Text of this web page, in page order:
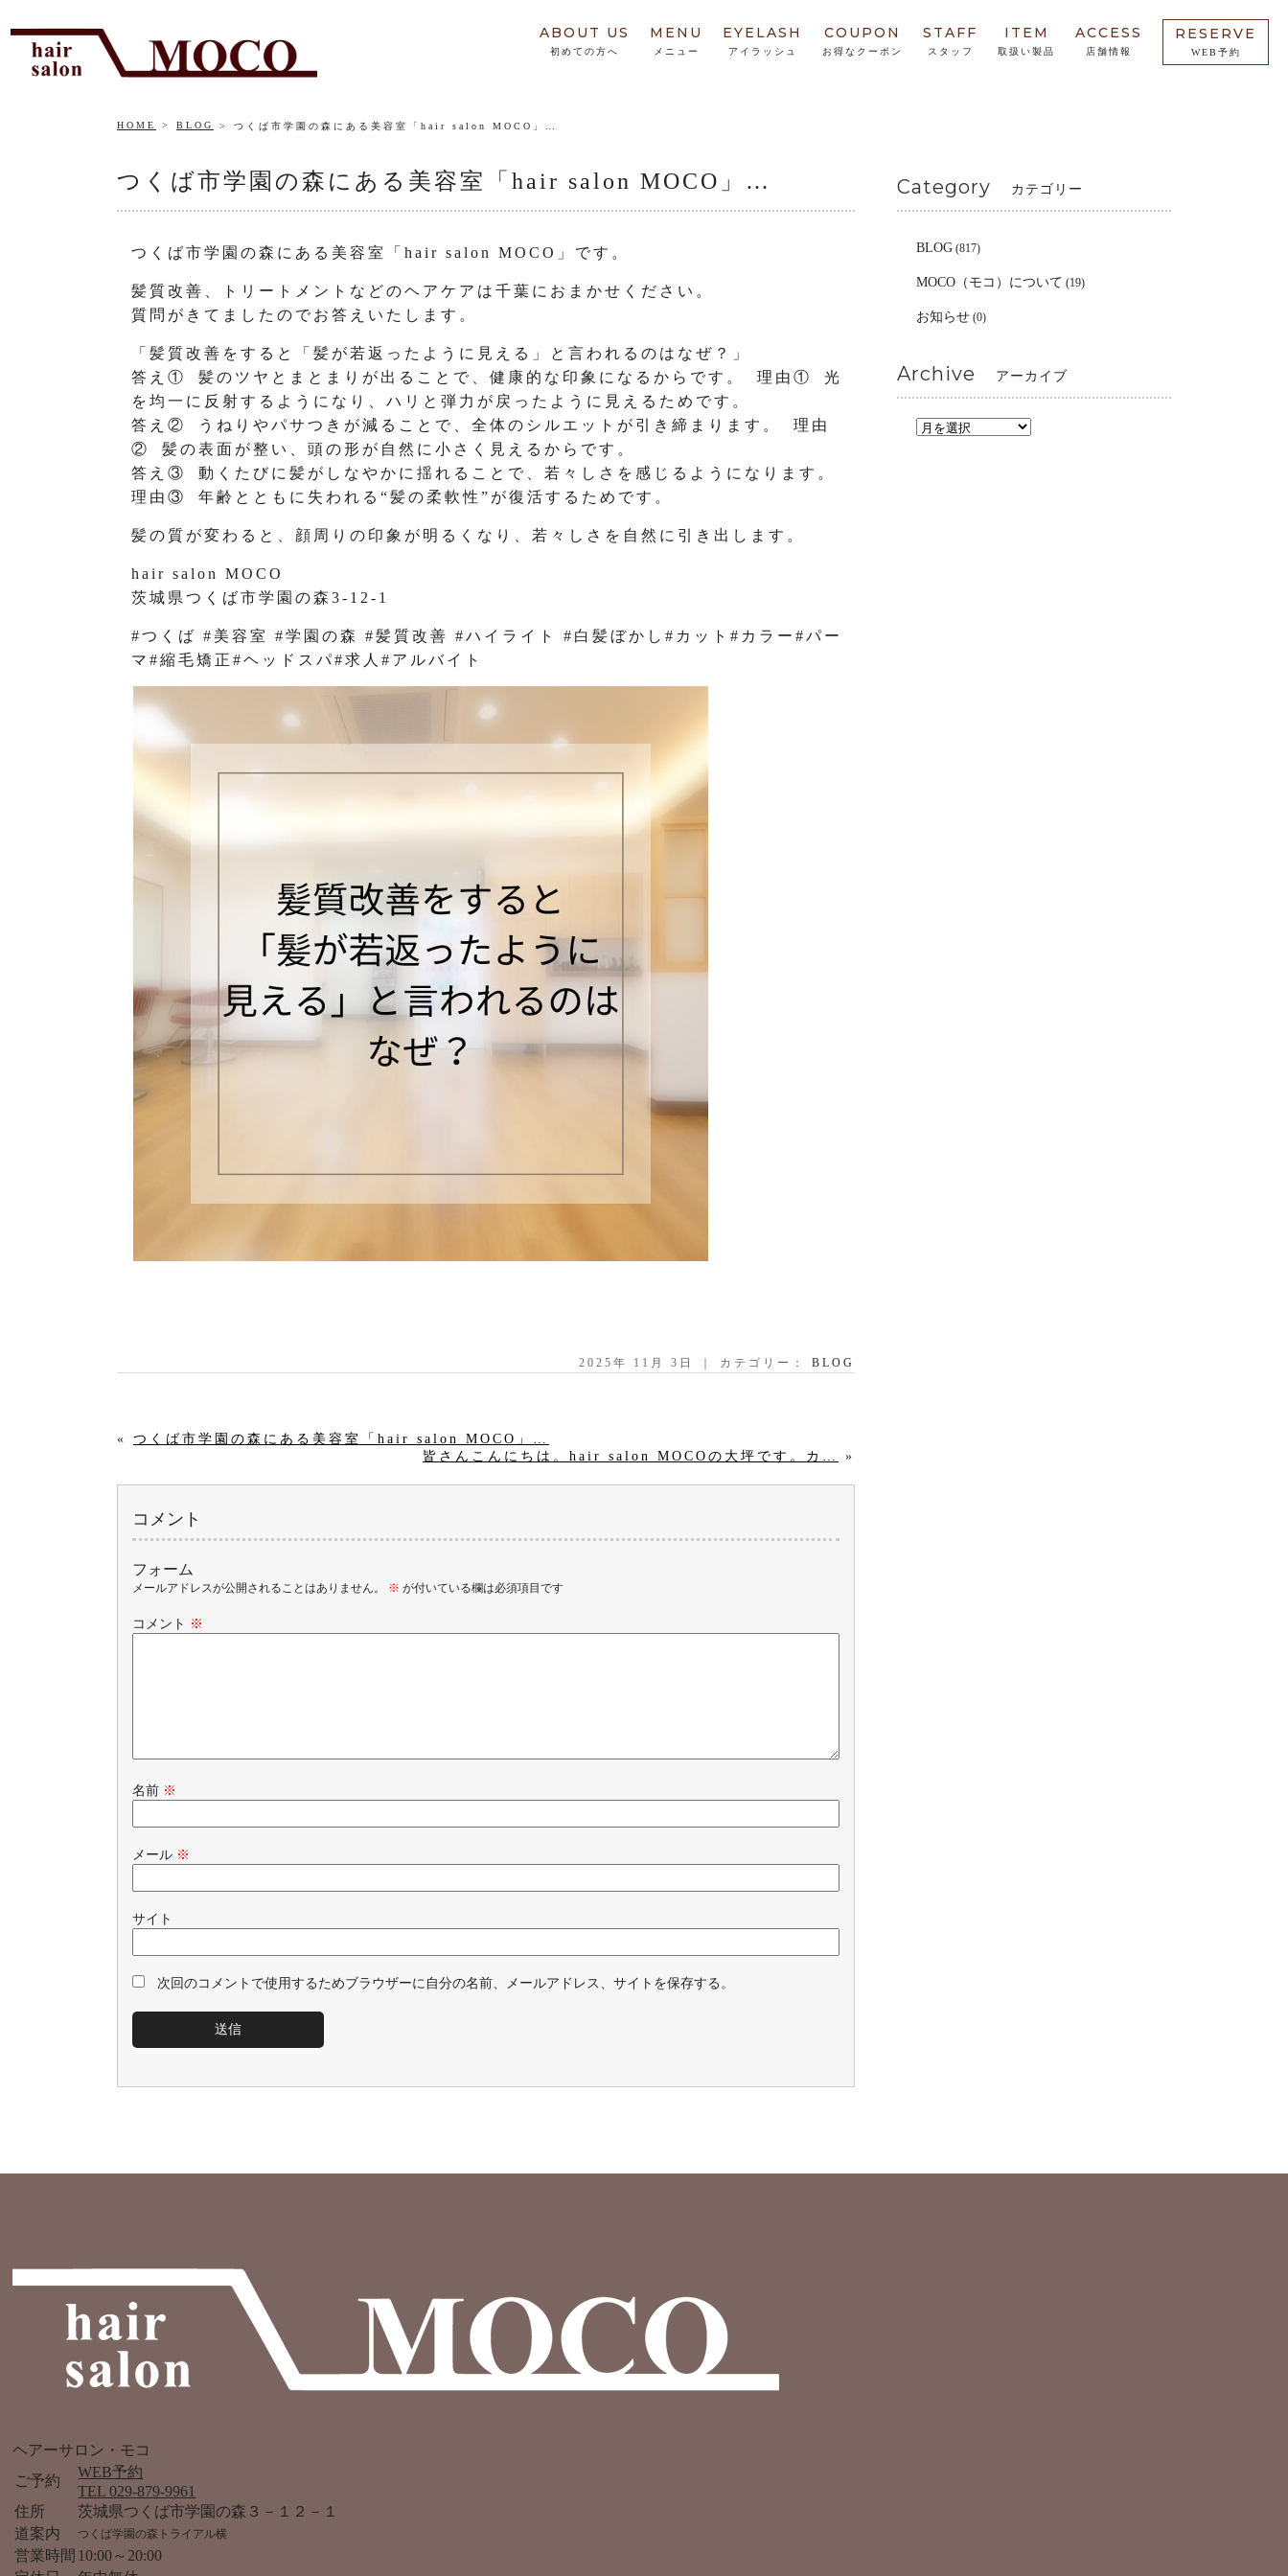
ABOUT US
初めての方へ
MENU
メニュー
EYELASH
アイラッシュ
COUPON
お得なクーポン
STAFF
スタッフ
ITEM
取扱い製品
ACCESS
店舗情報
RESERVE
WEB予約
HOME BLOG つくば市学園の森にある美容室「hair salon MOCO」…
つくば市学園の森にある美容室「hair salon MOCO」…
つくば市学園の森にある美容室「hair salon MOCO」です。
髪質改善、トリートメントなどのヘアケアは千葉におまかせください。
質問がきてましたのでお答えいたします。
「髪質改善をすると「髪が若返ったように見える」と言われるのはなぜ？」
答え① 髪のツヤとまとまりが出ることで、健康的な印象になるからです。 理由① 光
を均一に反射するようになり、ハリと弾力が戻ったように見えるためです。
答え② うねりやパサつきが減ることで、全体のシルエットが引き締まります。 理由
② 髪の表面が整い、頭の形が自然に小さく見えるからです。
答え③ 動くたびに髪がしなやかに揺れることで、若々しさを感じるようになります。
理由③ 年齢とともに失われる“髪の柔軟性”が復活するためです。
髪の質が変わると、顔周りの印象が明るくなり、若々しさを自然に引き出します。
hair salon MOCO
茨城県つくば市学園の森3-12-1
#つくば #美容室 #学園の森 #髪質改善 #ハイライト #白髪ぼかし#カット#カラー#パー
マ#縮毛矯正#ヘッドスパ#求人#アルバイト
2025年 11月 3日 ｜ カテゴリー： BLOG
« つくば市学園の森にある美容室「hair salon MOCO」…
皆さんこんにちは。hair salon MOCOの大坪です。カ…
»
コメント
フォーム
メールアドレスが公開されることはありません。 ※ が付いている欄は必須項目です
コメント ※
名前 ※
メール ※
サイト
次回のコメントで使用するためブラウザーに自分の名前、メールアドレス、サイトを保存する。
Category カテゴリー
BLOG (817)
MOCO（モコ）について (19)
お知らせ (0)
Archive アーカイブ
ヘアーサロン・モコ
ご予約
WEB予約
TEL 029-879-9961
住所
茨城県つくば市学園の森３－１２－１
道案内
つくば学園の森トライアル横
営業時間 10:00～20:00